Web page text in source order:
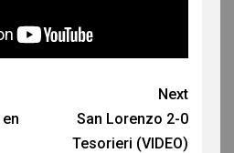
Next
San Lorenzo 2-0
Tesorieri (VIDEO)